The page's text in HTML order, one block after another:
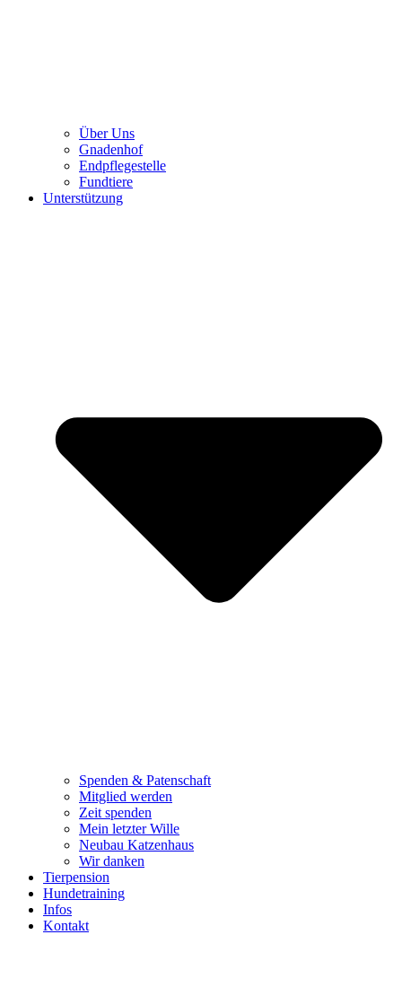
Über Uns
Gnadenhof
Endpflegestelle
Fundtiere
Unterstützung
Spenden & Patenschaft
Mitglied werden
Zeit spenden
Mein letzter Wille
Neubau Katzenhaus
Wir danken
Tierpension
Hundetraining
Infos
Kontakt